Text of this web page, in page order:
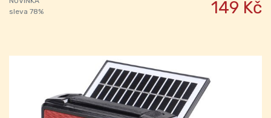
sleva 78%
149 Kč